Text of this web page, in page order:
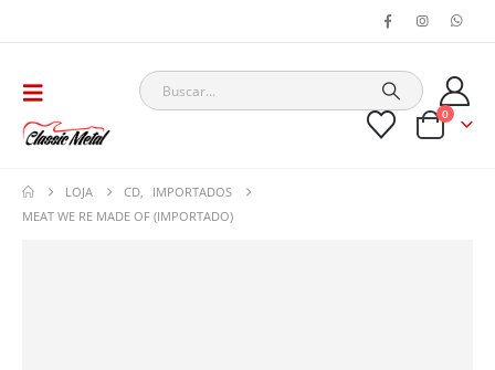
0
LOJA CD
IMPORTADOS
MEAT WE RE MADE OF (IMPORTADO)